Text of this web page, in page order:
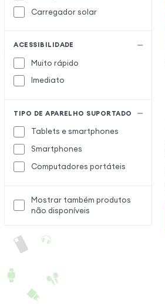
Carregador solar
ACESSIBILIDADE
Muito rápido
Imediato
TIPO DE APARELHO SUPORTADO
Tablets e smartphones
Smartphones
Computadores portáteis
Mostrar também produtos
não disponíveis